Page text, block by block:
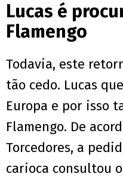
Lucas é
Flamengo
Todavia, este
tão cedo. Lucas
Europa e por isso
Flamengo. De
Torcedores, a
carioca consultou